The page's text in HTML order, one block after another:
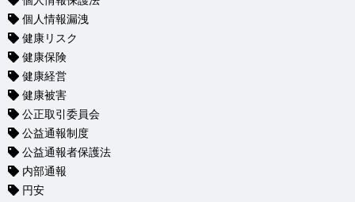
個人情報漏洩
健康リスク
健康保険
健康経営
健康被害
公正取引委員会
公益通報制度
公益通報者保護法
内部通報
円安